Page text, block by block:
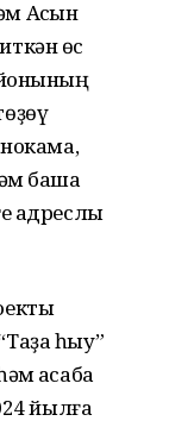
Асҡын
өс
башҡа
адреслы
һыу”
ҡасаба
йылға